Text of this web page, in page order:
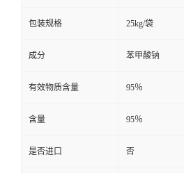
包装规格 25kg/袋
成分 苯甲酸钠
有效物质含量 95％
含量 95％
是否进口 否